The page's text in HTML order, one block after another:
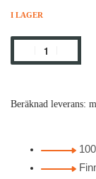
I LAGER
Beräknad leverans: